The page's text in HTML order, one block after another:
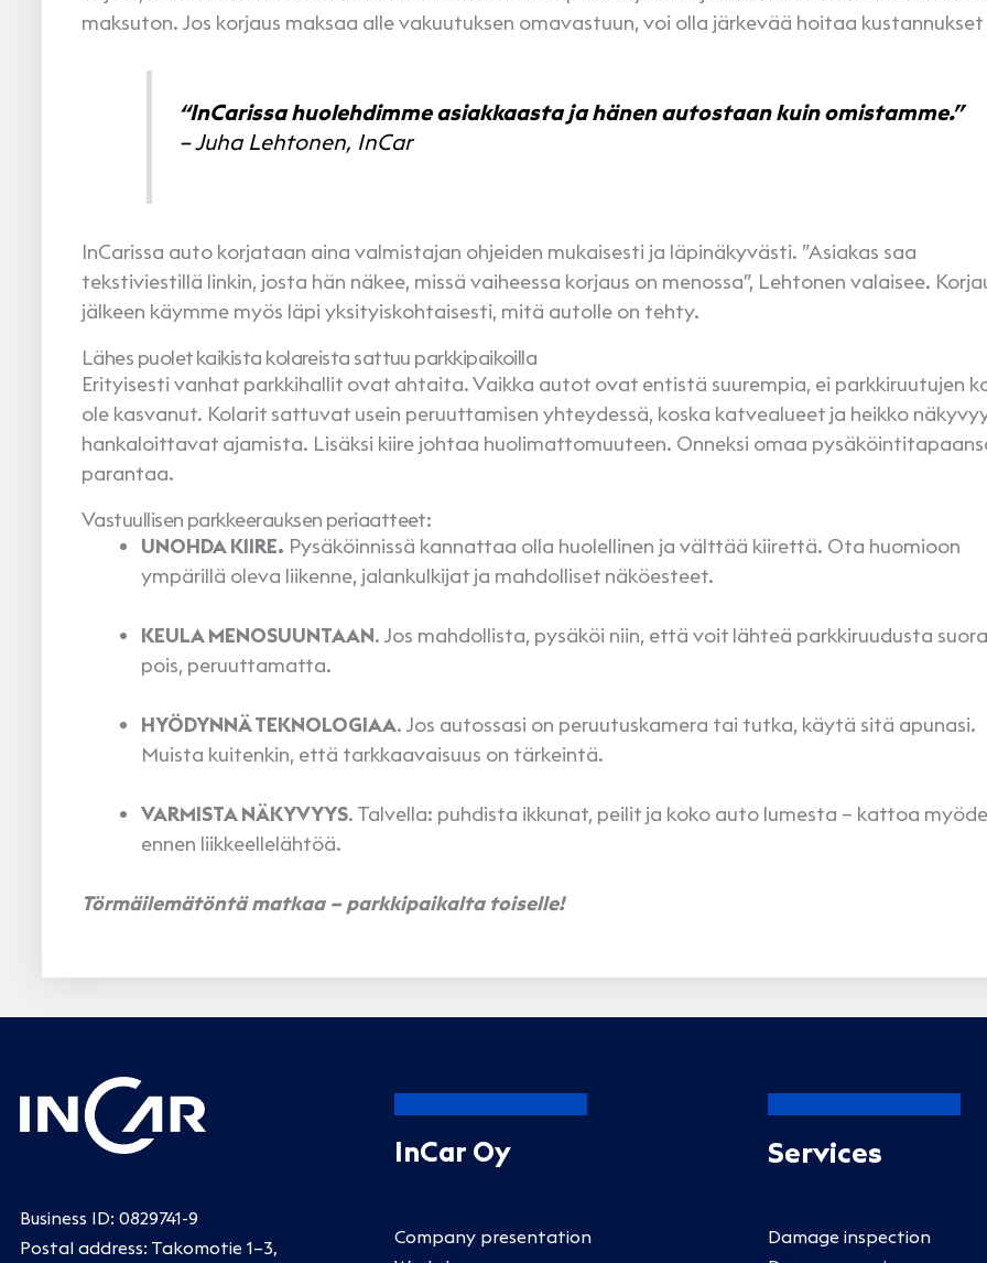
maksuton. Jos korjaus maksaa alle vakuutuksen omavastuun, voi olla järkevää hoitaa kustannukset
“InCarissa huolehdimme asiakkaasta ja hänen autostaan kuin omistamme.”
– Juha Lehtonen, InCar
InCarissa auto korjataan aina valmistajan ohjeiden mukaisesti ja läpinäkyvästi. ”Asiakas saa
tekstiviestillä linkin, josta hän näkee, missä vaiheessa korjaus on menossa”, Lehtonen valaisee.
jälkeen käymme myös läpi yksityiskohtaisesti, mitä autolle on tehty.
Lähes puolet kaikista kolareista sattuu parkkipaikoilla
Erityisesti vanhat parkkihallit ovat ahtaita. Vaikka autot ovat entistä suurempia, ei parkkiruutujen
ole kasvanut. Kolarit sattuvat usein peruuttamisen yhteydessä, koska katvealueet ja heikko
hankaloittavat ajamista. Lisäksi kiire johtaa huolimattomuuteen. Onneksi omaa
parantaa.
Vastuullisen parkkeerauksen periaatteet:
UNOHDA KIIRE. Pysäköinnissä kannattaa olla huolellinen ja välttää kiirettä. Ota huomioon
ympärillä oleva liikenne, jalankulkijat ja mahdolliset näköesteet.
KEULA MENOSUUNTAAN. Jos mahdollista, pysäköi niin, että voit lähteä parkkiruudusta
pois, peruuttamatta.
HYÖDYNNÄ TEKNOLOGIAA. Jos autossasi on peruutuskamera tai tutka, käytä sitä apunasi.
Muista kuitenkin, että tarkkaavaisuus on tärkeintä.
VARMISTA NÄKYVYYS. Talvella: puhdista ikkunat, peilit ja koko auto lumesta – kattoa
ennen liikkeellelähtöä.
Törmäilemätöntä matkaa – parkkipaikalta toiselle!
Business ID: 0829741-9
Postal address: Takomotie 1–3,
InCar Oy
Company presentation
Services
Damage inspection